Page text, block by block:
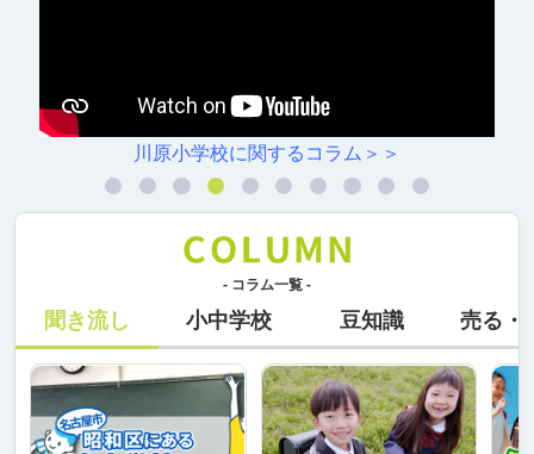
川原小学校に関するコラム＞＞
- コラム一覧 -
聞き流し 小中学校 豆知識 売る・